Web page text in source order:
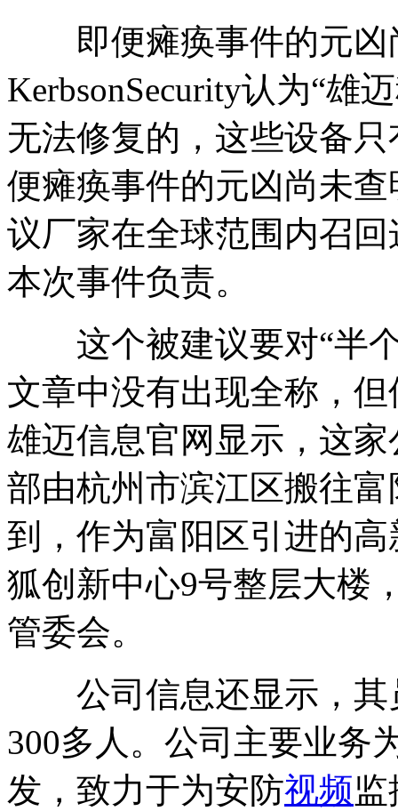
即便瘫痪事件的元凶
KerbsonSecurity认为“雄
无法修复的，这些设备
便瘫痪事件的元凶尚未查
议厂家在全球范围内召
本次事件负责。
这个被建议要对“半个
文章中没有出现全称，
雄迈信息官网显示，这
部由杭州市滨江区搬往
到，作为富阳区引进的
狐创新中心9号整层大楼
管委会。
公司信息还显示，其
300多人。公司主要业务
发，致力于为安防视频